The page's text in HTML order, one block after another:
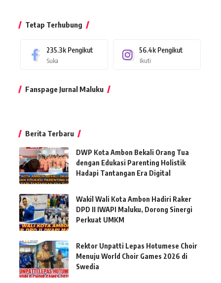
Tetap Terhubung
235.3k Pengikut
Suka
56.4k Pengikut
Ikuti
Fanspage Jurnal Maluku
Berita Terbaru
DWP Kota Ambon Bekali Orang Tua
dengan Edukasi Parenting Holistik
Hadapi Tantangan Era Digital
Wakil Wali Kota Ambon Hadiri Raker
DPD II IWAPI Maluku, Dorong Sinergi
Perkuat UMKM
Rektor Unpatti Lepas Hotumese Choir
Menuju World Choir Games 2026 di
Swedia